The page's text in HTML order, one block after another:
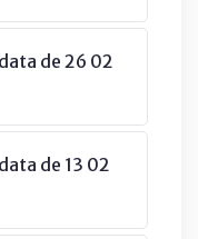
de 26 02
de 13 02